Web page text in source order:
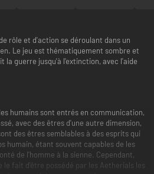
rôle et d'action se déroulant dans un
Le jeu est thématiquement sombre et
la guerre jusqu'à l'extinction, avec l'aide
humains sont entrés en communication,
avec des êtres d'une autre dimension,
des êtres semblables à des esprits qui
humain, étant souvent capables de les
de l'homme à la sienne. Cependant,
fait d'être possédé par les Aetherials les